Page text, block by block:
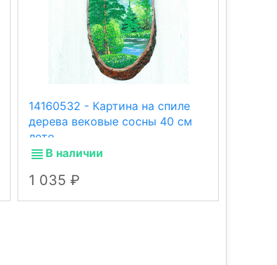
14160532 - Картина на спиле
дерева вековые сосны 40 см
лето.
В наличии
1 035